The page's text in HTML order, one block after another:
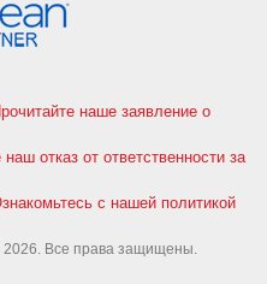
наше заявление о
наш отказ от ответственности за
с нашей политикой
2026. Все права защищены.